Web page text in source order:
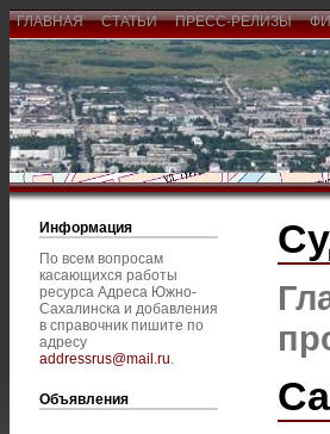
ГЛАВНАЯ СТАТЬИ ПРЕСС-РЕЛИЗЫ
Информация
По всем вопросам
касающихся работы
ресурса Адреса Южно-
Сахалинска и добавления
в справочник пишите по
адресу
addressrus@mail.ru.
Объявления